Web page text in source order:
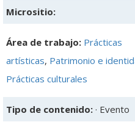
Micrositio:
Área de trabajo: Prácticas
artísticas, Patrimonio e
Prácticas culturales
Tipo de contenido: · Evento